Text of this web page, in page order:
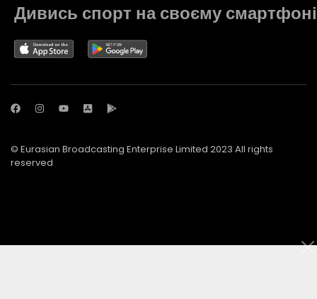
Дивись спорт на своєму смартфоні
© Eurasian Broadcasting Enterprise Limited 2023 All rights
reserved